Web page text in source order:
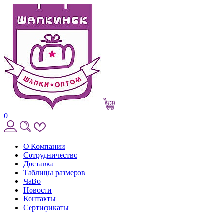
0
О Компании
Сотрудничество
Доставка
Таблицы размеров
ЧаВо
Новости
Контакты
Сертификаты